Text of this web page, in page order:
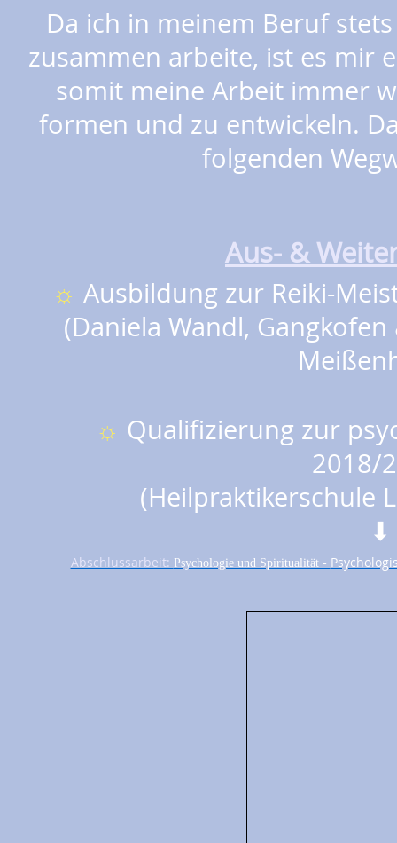
Da ich in meinem Beruf
zusammen arbeite, ist es mir
somit meine Arbeit immer
formen und zu entwickeln.
folgenden
Aus- &
☼ Ausbildung zur Reiki-
(Daniela Wandl,
☼ Qualifizierung zur
2018/
(Heilpraktikerschule
⬇
Abschlussarbeit: Psychologie und Spiritualität -